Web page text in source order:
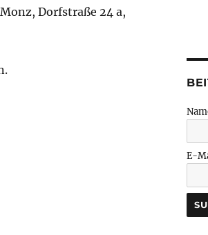
Dorfstraße 24 a,
E-